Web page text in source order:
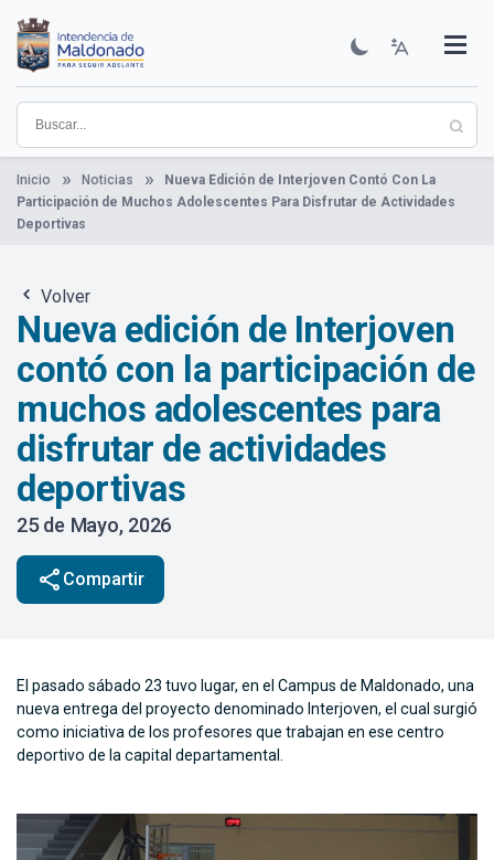
contenido
principal
Institucional
Municipios
Descubre Maldonado
Comunicación
Servicios
Guía De Trámites
Ver Noticias
Inicio Noticias
Nueva Edición de Interjoven Contó Con La
Participación de Muchos Adolescentes Para Disfrutar de Actividades
Deportivas
Volver
Nueva edición de Interjoven
contó con la participación de
muchos adolescentes para
disfrutar de actividades
deportivas
25 de Mayo, 2026
share Compartir
El pasado sábado 23 tuvo lugar, en el Campus de Maldonado, una
nueva entrega del proyecto denominado Interjoven, el cual surgió
como iniciativa de los profesores que trabajan en ese centro
deportivo de la capital departamental.